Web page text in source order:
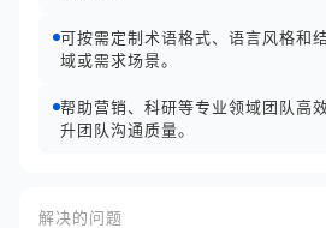
可按需定制术语格式、语言风格和
域或需求场景。
帮助营销、科研等专业领域团队高
升团队沟通质量。
解决的问题